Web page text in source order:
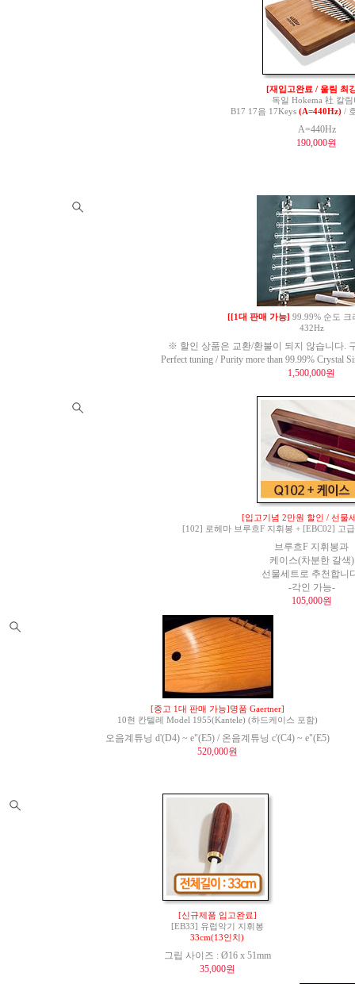
[재입고완료 / 울림 최
독일 Hokema 社 칼림
B17 17음 17Keys (A=440Hz)/
A=440Hz
190,000원
[[1대 판매 가능] 99.99% 순도 크
432Hz
※ 할인 상품은 교환/환불이 되지 않습니다.
Perfect tuning / Purity more than 99.99% Crystal
1,500,000원
[입고기념 2만원 할인 / 선물
[102] 로헤마 브루흐F 지휘봉 + [EBC02] 고
브루흐F 지휘봉과
케이스(차분한 갈색)
선물세트로 추천합니
-각인 가능-
105,000원
[중고 1대 판매 가능]명품 Gaertner]
10현 칸텔레 Model 1955(Kantele) (하드케이스 포함)
오음계튜닝 d'(D4) ~ e"(E5) / 온음계튜닝 c'(C4) ~ e"(E5)
520,000원
[신규제품 입고완료]
[EB33] 유럽악기 지휘봉
33cm(13인치)
그립 사이즈 : Ø16 x 51mm
35,000원